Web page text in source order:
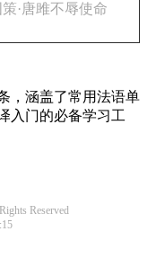
·唐雎不辱使命
，涵盖了常用法语单
入门的必备学习工
Reserved